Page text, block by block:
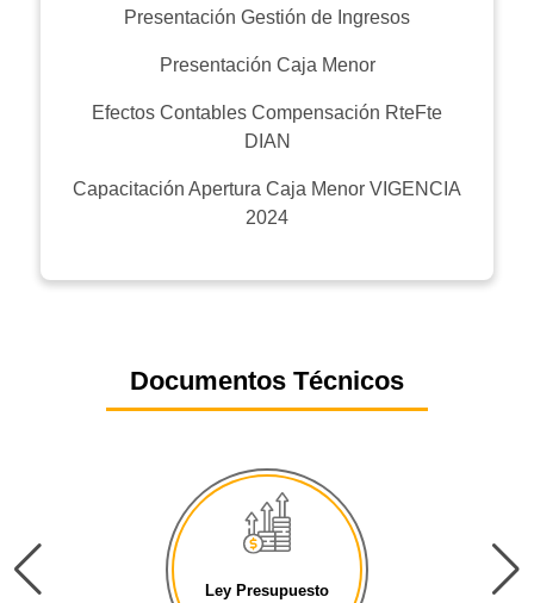
Presentación Gestión de Ingresos
Presentación Caja Menor
Efectos Contables Compensación RteFte
DIAN
Capacitación Apertura Caja Menor VIGENCIA
2024
Documentos Técnicos
Ley Presupuesto